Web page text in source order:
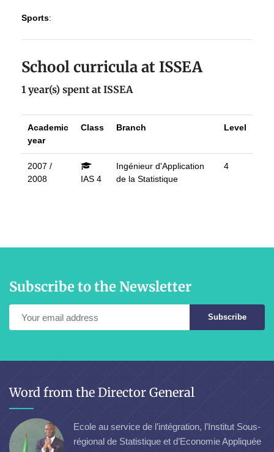
Sports:
School curricula at ISSEA
1 year(s) spent at ISSEA
Academic
year
Class Branch Level
2007 /
2008
IAS 4
Ingénieur d'Application
de la Statistique
4
Subscribe to the Newsletter
Subscribe
Word from the Director General
Ecole au service de l’intégration, l’Institut Sous-
régional de Statistique et d’Economie Appliquée